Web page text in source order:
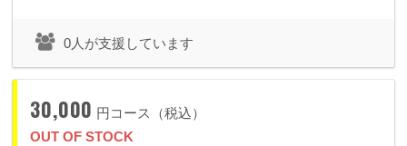
過去最大規模のワンマンショーを「代
官山UNIT」にて開催いたします！
応援してくれるみんなが、私を創造してくださる場所。
0人が支援しています
30,000 円コース（税込）
OUT OF STOCK